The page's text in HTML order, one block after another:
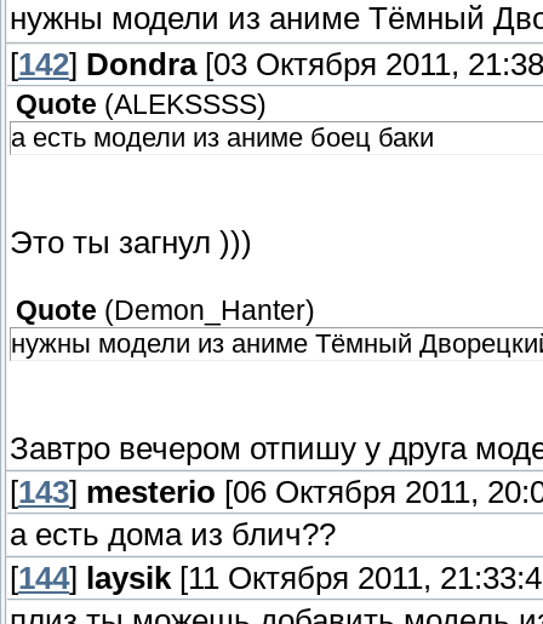
нужны модели из аниме Тёмный
[142] Dondra[03 Октября 2011,
Quote (ALEKSSSS)
а есть модели из аниме боец баки
Это ты загнул )))
Quote ( Demon_Hanter)
нужны модели из аниме Тёмный
Завтро вечером отпишу у друга
[143] mesterio [06 Октября 2011,
а есть дома из блич??
[144] laysik [11 Октября 2011,